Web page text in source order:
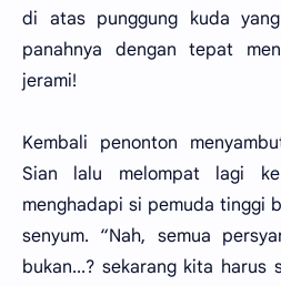
di atas punggung kuda
panahnya dengan tepat
jerami!
Kembali penonton
Sian lalu melompat lagi
menghadapi si pemuda tinggi
senyum. “Nah, semua
bukan...? sekarang kita harus